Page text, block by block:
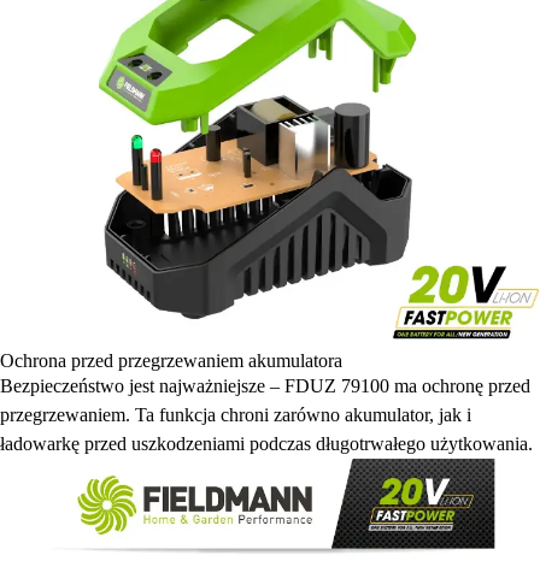
Ochrona przed przegrzewaniem akumulatora
Bezpieczeństwo jest najważniejsze – FDUZ 79100 ma ochronę przed
przegrzewaniem. Ta funkcja chroni zarówno akumulator, jak i
ładowarkę przed uszkodzeniami podczas długotrwałego użytkowania.